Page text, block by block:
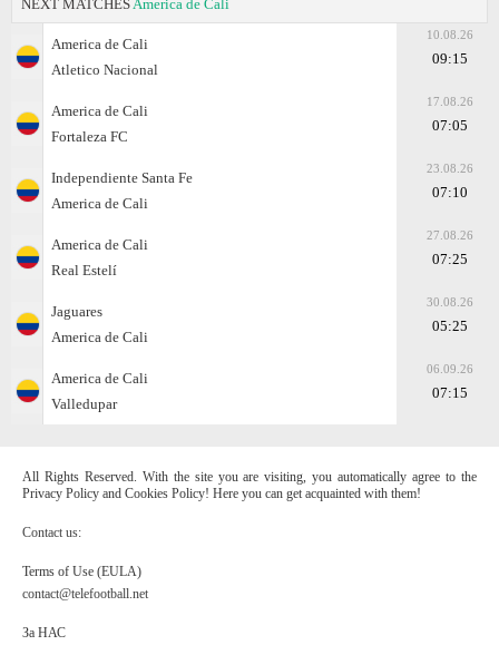
NEXT MATCHES America de Cali
America de Cali
Atletico Nacional
10.08.26
09:15
America de Cali
Fortaleza FC
17.08.26
07:05
Independiente Santa Fe
America de Cali
23.08.26
07:10
America de Cali
Real Estelí
27.08.26
07:25
Jaguares
America de Cali
30.08.26
05:25
America de Cali
Valledupar
06.09.26
07:15
All Rights Reserved. With the site you are visiting, you automatically agree to the
Privacy Policy and Cookies Policy! Here you can get acquainted with them!
Contact us:
Terms of Use (EULA)
contact@telefootball.net
За НАС